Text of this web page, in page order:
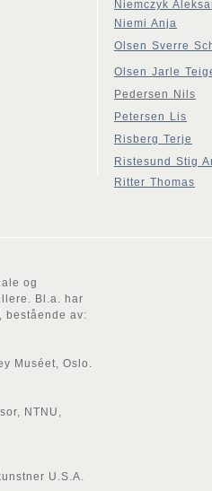
Niemczyk
Niemi Anja
Olsen Sverre
Olsen Jarle
Pedersen Nils
Petersen Lis
Risberg Terje
Ristesund Stig
Ritter Thomas
og
Bl.a. har
bestående av:
Muséet, Oslo.
NTNU,
U.S.A.